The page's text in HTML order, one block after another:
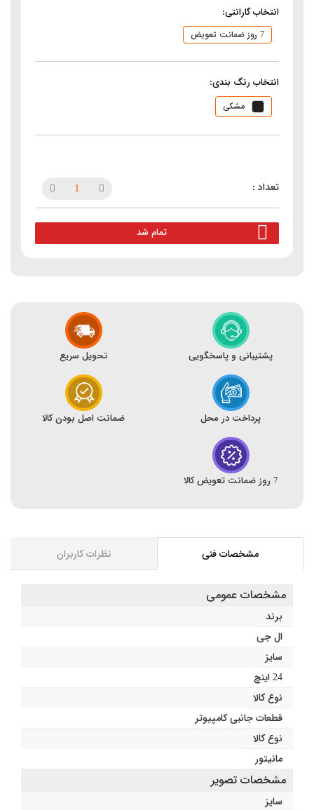
انتخاب گارانتی:
7 روز ضمانت تعویض
انتخاب رنگ بندی:
مشکی
تمام شد
پشتیبانی و پاسخگویی تحویل سریع
پرداخت در محل ضمانت اصل بودن کالا
7 روز ضمانت تعویض کالا
مشخصات فنی نظرات کاربران
مشخصات عمومی
برند
ال جی
سایز
24 اینچ
نوع کالا
قطعات جانبی کامپیوتر
نوع کالا
مانیتور
مشخصات تصویر
سایز